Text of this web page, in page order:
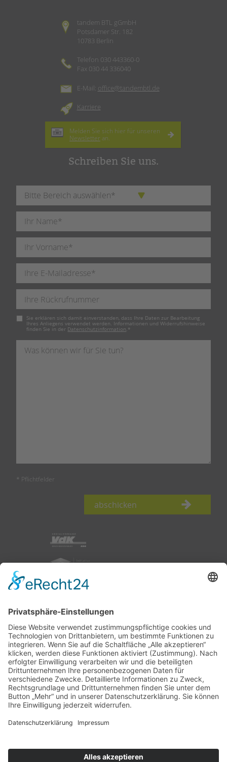
tandem BTL gGmbH
Potsdamer Str. 182
10783 Berlin
Telefon 030 443360-0
Fax 030 44 336040
E-Mail: office@tandembtl.de
Karriere
Melden Sie sich hier für unseren
Newsletter an.
Schreiben Sie uns.
Pflichtfeld
Sie erklären sich damit einverstanden, dass Ihre Daten zur Bearbeitung
Ihres Anliegens verwendet werden. Informationen und Widerrufshinweise
finden Sie in der Datenschutzinformation. *
* Pflichtfelder
abschicken
nach oben
Impressum|Datenschutz